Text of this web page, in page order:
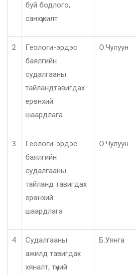
буй бодлого,
санхүүжилт
2
Геологи-эрдэс
баялгийн
судалгааны
тайландтавигдах
ерөнхий
шаардлага
О.Чулуун
3
Геологи-эрдэс
баялгийн
судалгааны
тайланд тавигдах
ерөнхий
шаардлага
О.Чулуун
4
Судалгааны
ажилд тавигдах
хяналт, түүний
Б.Уянга